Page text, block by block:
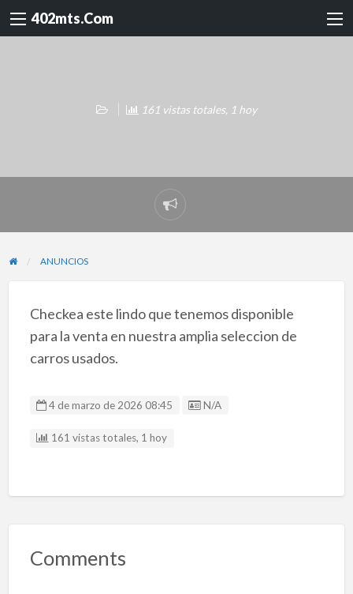
402mts.Com
161 vistas totales, 1 hoy
Reportar
problema
ANUNCIOS
Checkea este lindo que tenemos disponible
para la venta en nuestra amplia seleccion de
carros usados.
4 de marzo de 2026 08:45 Listing ID
N/A
161 vistas totales, 1 hoy
Comments